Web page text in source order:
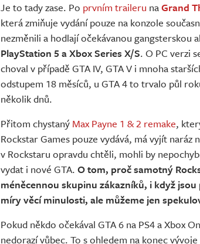
Je to tady zase. Po prvním traileru naGrand
která zmiňuje vydání pouze na konzole
nezměnili a hodlají očekávanou gangsterskou
PlayStation 5 a Xbox Series X/S. O PC verzi
choval v případě GTA IV, GTA V i mnoha
odstupem 18 měsíců, u GTA 4 to trvalo půl
několik dnů.
Přitom chystaný Max Payne 1 & 2 remake,
Rockstar Games pouze vydává, má vyjít naráz
v Rockstaru opravdu chtěli, mohli by
vydat i nové GTA. O tom, proč samotný
méněcennou skupinu zákazníků, i když
míry věcí minulosti, ale můžeme jen
Pokud někdo očekával GTA 6 na PS4 a Xbox
nedorazí vůbec. To s ohledem na konec